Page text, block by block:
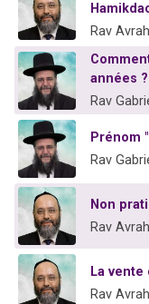
Rav
années ?
Rav
Prénom
Rav
Non
Rav
La
Rav